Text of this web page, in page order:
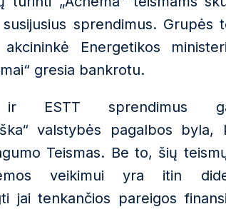
sprendimus. Grupės
Energetikos
gresia bankrotu.
ir ESTT sprendimus
“ valstybės pagalbos byla,
Teismas. Be to, šių teism
veikimui yra itin
jai tenkančios pareigos